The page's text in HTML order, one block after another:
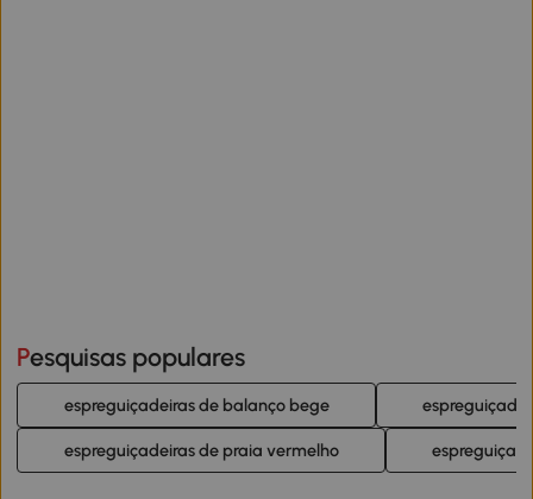
Pesquisas populares
espreguiçadeiras de balanço bege
espreguiçadeiras de praia vermelho